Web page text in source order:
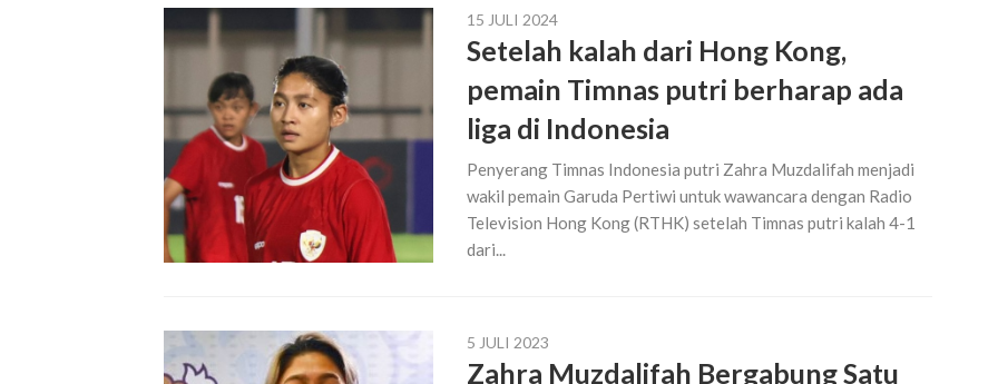
15 JULI 2024
Setelah kalah dari Hong Kong,
pemain Timnas putri berharap ada
liga di Indonesia
Penyerang Timnas Indonesia putri Zahra Muzdalifah menjadi
wakil pemain Garuda Pertiwi untuk wawancara dengan Radio
Television Hong Kong (RTHK) setelah Timnas putri kalah 4-1
dari...
5 JULI 2023
Zahra Muzdalifah Bergabung Satu